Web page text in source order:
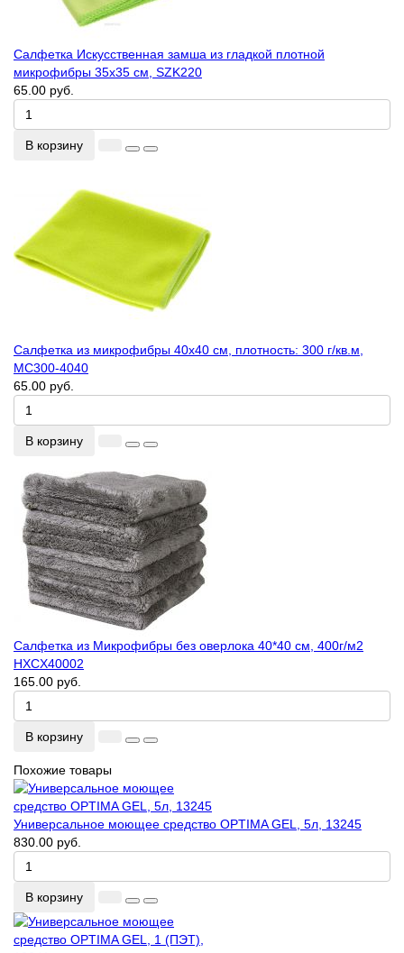
Салфетка Искусственная замша из гладкой плотной
микрофибры 35х35 см, SZK220
65.00 руб.
В корзину
Салфетка из микрофибры 40х40 см, плотность: 300 г/кв.м,
MC300-4040
65.00 руб.
В корзину
Салфетка из Микрофибры без оверлока 40*40 см, 400г/м2
HXCX40002
165.00 руб.
В корзину
Похожие товары
Универсальное моющее средство OPTIMA GEL, 5л, 13245
830.00 руб.
В корзину